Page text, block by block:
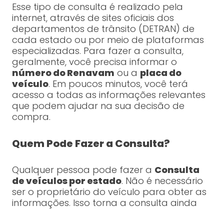
Esse tipo de consulta é realizado pela
internet, através de sites oficiais dos
departamentos de trânsito (DETRAN) de
cada estado ou por meio de plataformas
especializadas. Para fazer a consulta,
geralmente, você precisa informar o
número do Renavam ou a placa do
veículo. Em poucos minutos, você terá
acesso a todas as informações relevantes
que podem ajudar na sua decisão de
compra.
Quem Pode Fazer a Consulta?
Qualquer pessoa pode fazer a Consulta
de veículos por estado. Não é necessário
ser o proprietário do veículo para obter as
informações. Isso torna a consulta ainda